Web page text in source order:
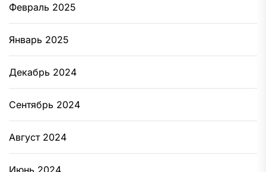
Февраль 2025
Январь 2025
Декабрь 2024
Сентябрь 2024
Август 2024
Июнь 2024